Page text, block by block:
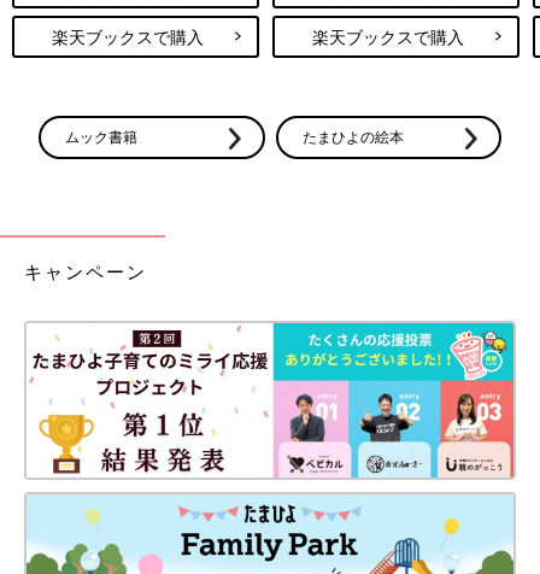
楽天ブックスで購入 楽天ブックスで購入
ムック書籍 たまひよの絵本
キャンペーン